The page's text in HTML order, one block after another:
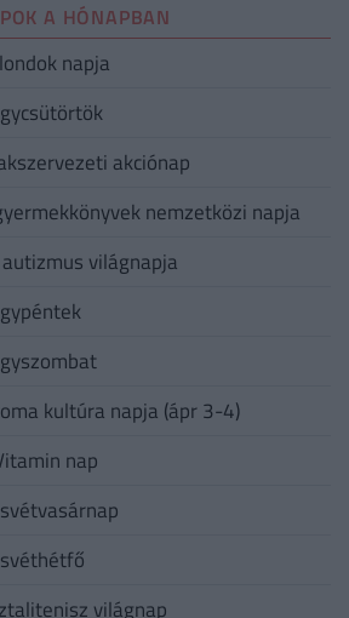
A HÓNAPBAN
napja
akciónap
nemzetközi napja
világnapja
kultúra napja (ápr 3-4)
nap
világnap